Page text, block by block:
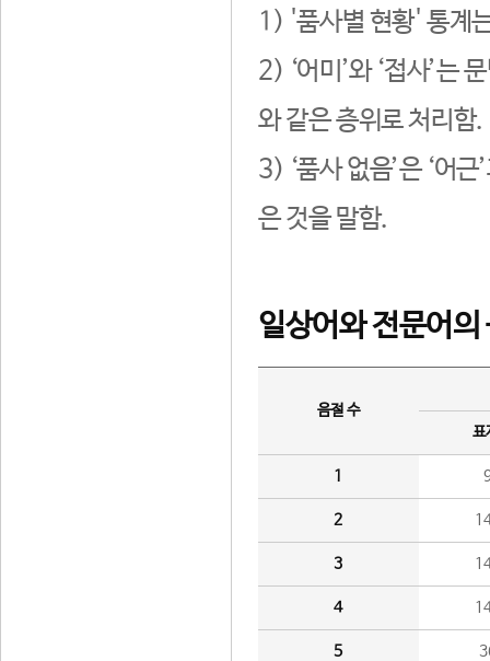
1) '품사별 현황' 통계
2) ‘어미’와 ‘접사’는
와 같은 층위로 처리함.
3) ‘품사 없음’은 ‘어
은 것을 말함.
일상어와 전문어의
음절 수
표
1
2
3
4
5